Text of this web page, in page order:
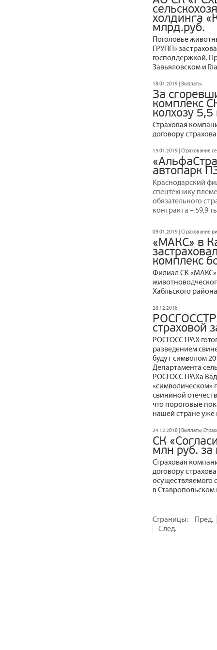
холдинга
млрд.руб.
Поголовье
ГРУПП»
господдержкой.
Завьяловском и
18.01.2019 | Выплаты
За
комплекс
колхозу
Страховая
договору
15.01.2019 | Страхование
автопарк
Краснодарский
спецтехнику
обязательного
контракта – 59,9
09.01.2019 | Страхование
«МАКС» в
комплекс
Филиал СК «МАКС»
Хабльского
28.12.2018
страховой
РОСГОССТРАХ
разведением
будут символом
Департамента
РОСГОССТРАХа
«символическом»
свининой
что пороговые
нашей стране
24.12.2018 | Выплаты;
СК
млн руб.
Страховая
договору
осуществляемого
в Ставропольском
Страницы:
Пред.
След.